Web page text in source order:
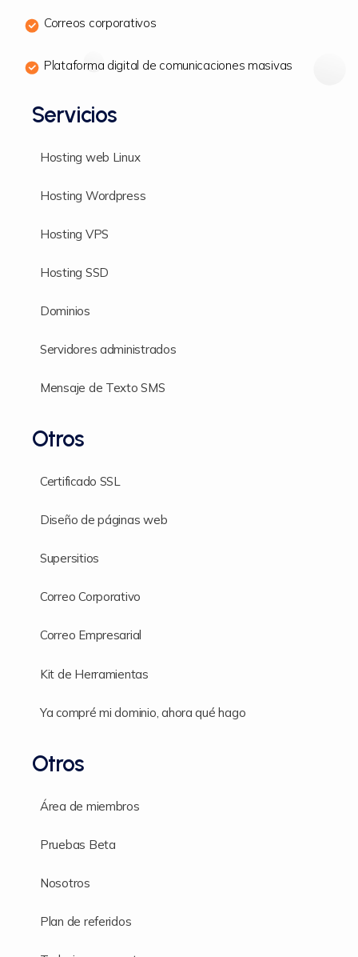
Correos corporativos
Plataforma digital de comunicaciones masivas
Servicios
Hosting web Linux
Hosting Wordpress
Hosting VPS
Hosting SSD
Dominios
Servidores administrados
Mensaje de Texto SMS
Otros
Certificado SSL
Diseño de páginas web
Supersitios
Correo Corporativo
Correo Empresarial
Kit de Herramientas
Ya compré mi dominio, ahora qué hago
Otros
Área de miembros
Pruebas Beta
Nosotros
Plan de referidos